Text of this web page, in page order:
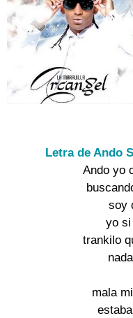
Letra de Ando
Ando yo
soy
yo si
trankilo
mala